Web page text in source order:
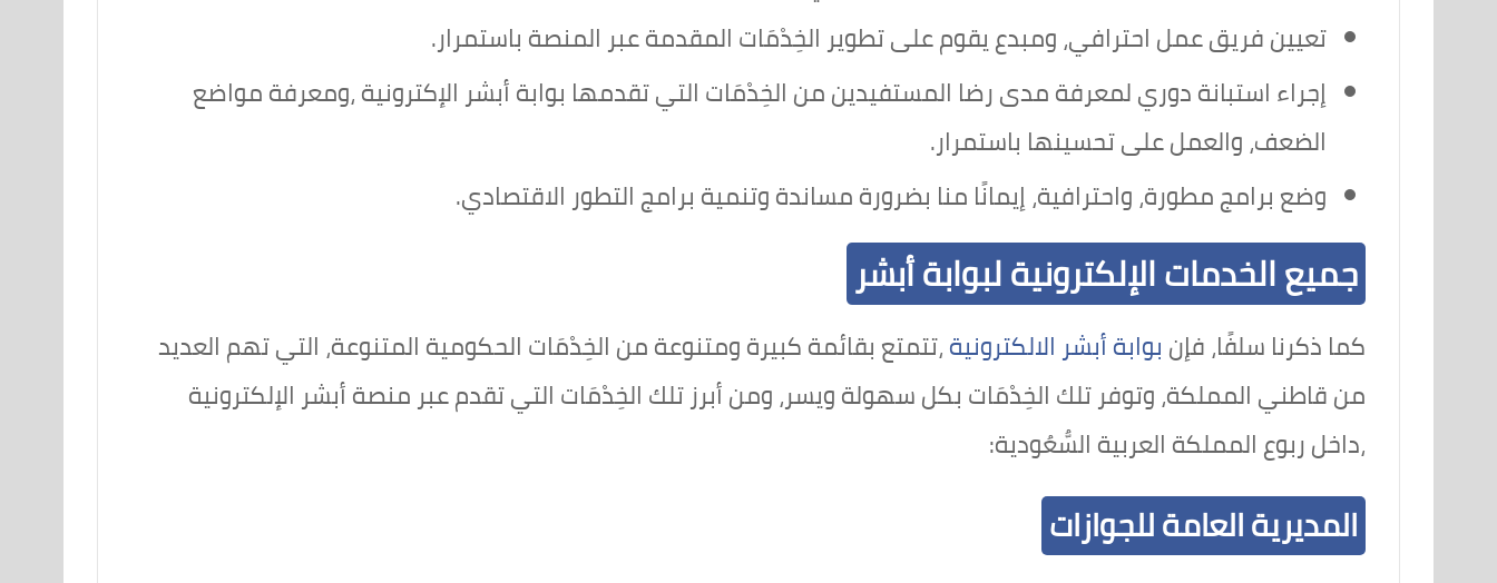
تعيين فريق عمل احترافي، ومبدع يقوم على تطوير الخِدْمَات المقدمة عبر المنصة باستمرار.
إجراء استبانة دوري لمعرفة مدى رضا المستفيدين من الخِدْمَات التي تقدمها بوابة أبشر الإكترونية ،ومعرفة مواضع
الضعف، والعمل على تحسينها باستمرار.
وضع برامج مطورة، واحترافية، إيمانًا منا بضرورة مساندة وتنمية برامج التطور الاقتصادي.
جميع الخدمات الإلكترونية لبوابة أبشر
كما ذكرنا سلفًا، فإنبوابة أبشر الالكترونية،تتمتع بقائمة كبيرة ومتنوعة من الخِدْمَات الحكومية المتنوعة، التي تهم العديد
من قاطني المملكة، وتوفر تلك الخِدْمَات بكل سهولة ويسر، ومن أبرز تلك الخِدْمَات التي تقدم عبر منصة أبشر الإلكترونية
،داخل ربوع المملكة العربية السُّعُودية:
المديرية العامة للجوازات